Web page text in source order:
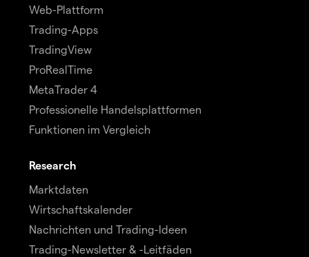
Web-Plattform
Trading-Apps
TradingView
ProRealTime
MetaTrader 4
Professionelle Handelsplattformen
Funktionen im Vergleich
Research
Marktdaten
Wirtschaftskalender
Nachrichten und Trading-Ideen
Trading-Newsletter & -Leitfäden